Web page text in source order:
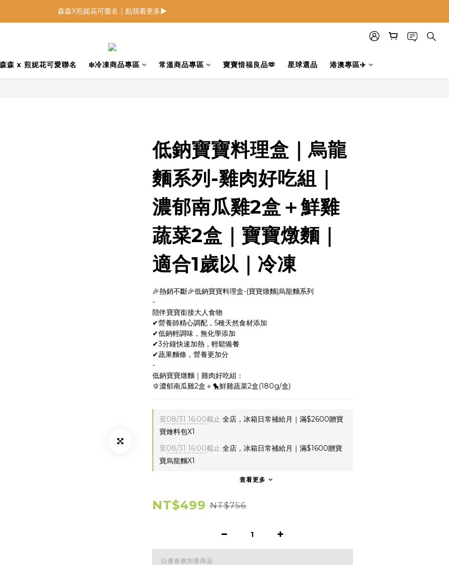
低鈉燉飯燉麵回歸 趕緊補貨！
森森X煎妮花可愛名｜點我看更多▶
森森 x 煎妮花可愛聯名 ❄️冷凍商品專區 常溫商品專區 寶寶惜福良品🫶 星球選品 港澳專區✈️
低鈉寶寶料理盒｜烏龍
麵系列-雞肉好吃組｜
濃郁南瓜雞2盒＋鮮雞
蔬菜2盒｜寶寶燉麵｜
適合1歲以｜冷凍
🎉熱銷不斷🎉低鈉寶寶料理盒-(寶寶燉麵)烏龍麵系列
-
陪伴寶寶銜接大人食物
✔營養師精心調配，5種天然食材添加
✔低鈉輕調味，無化學添加
✔3分鐘快速加熱，輕鬆備餐
✔蔬果麵條，營養更加分
-
低鈉寶寶燉麵｜雞肉好吃組：
🫑濃郁南瓜雞2盒＋🐤鮮雞蔬菜2盒(180g/盒)
至08/31 16:00截止 全店，冰箱日常補給月｜滿$2600贈寶
寶燴料包X1
至08/31 16:00截止 全店，冰箱日常補給月｜滿$1600贈寶
寶烏龍麵X1
查看更多
NT$499 NT$756
以優惠價加購商品